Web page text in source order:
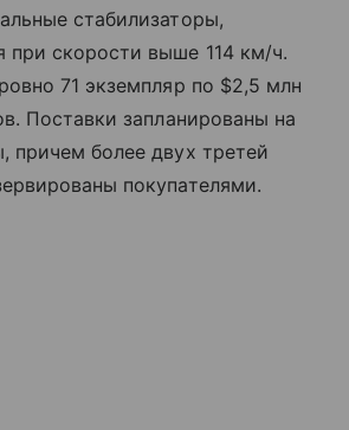
стабилизаторы,
скорости выше 114 км/ч.
71 экземпляр по $2,5 млн
Поставки запланированы на
более двух третей
покупателями.